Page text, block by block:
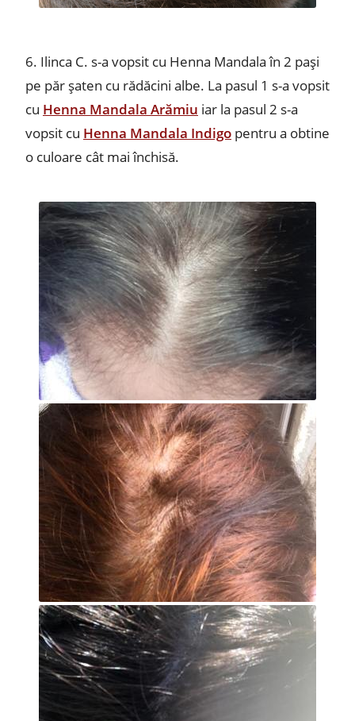
6. Ilinca C. s-a vopsit cu Henna Mandala în 2 pași
pe păr șaten cu rădăcini albe. La pasul 1 s-a vopsit
cu Henna Mandala Arămiu iar la pasul 2 s-a
vopsit cu Henna Mandala Indigo pentru a obtine
o culoare cât mai închisă.